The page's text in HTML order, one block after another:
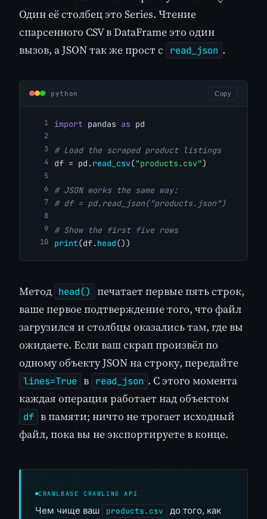
Один её столбец это Series. Чтение
спарсенного CSV в DataFrame это один
вызов, а JSON так же прост с
read_json .
python Copy
import pandas as pd
# Load the scraped product listings
df = pd. read_csv("products.csv")
# JSON works the same way:
# df = pd.read_json("products.json")
# Show the first five rows
print(df. head())
Метод head()
печатает первые пять строк,
ваше первое подтверждение того, что файл
загрузился и столбцы оказались там, где вы
ожидаете. Если ваш скрап произвёл по
одному объекту JSON на строку, передайте
lines=True в read_json . С этого момента
каждая операция работает над объектом
df в памяти; ничто не трогает исходный
файл, пока вы не экспортируете в конце.
CRAWLBASE CRAWLING API
Чем чище ваш products.csv
до того, как